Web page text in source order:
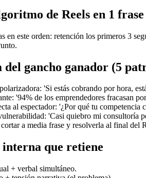
de Reels en 1 frase
en este orden: retención los primeros 3
gancho ganador (5
'Si estás cobrando por hora,
'94% de los emprendedores fracasan
al espectador: '¿Por qué tu competencia
'Casi quiebro mi consultoría
a media frase y resolverla al final del
que retiene
+ verbal simultáneo.